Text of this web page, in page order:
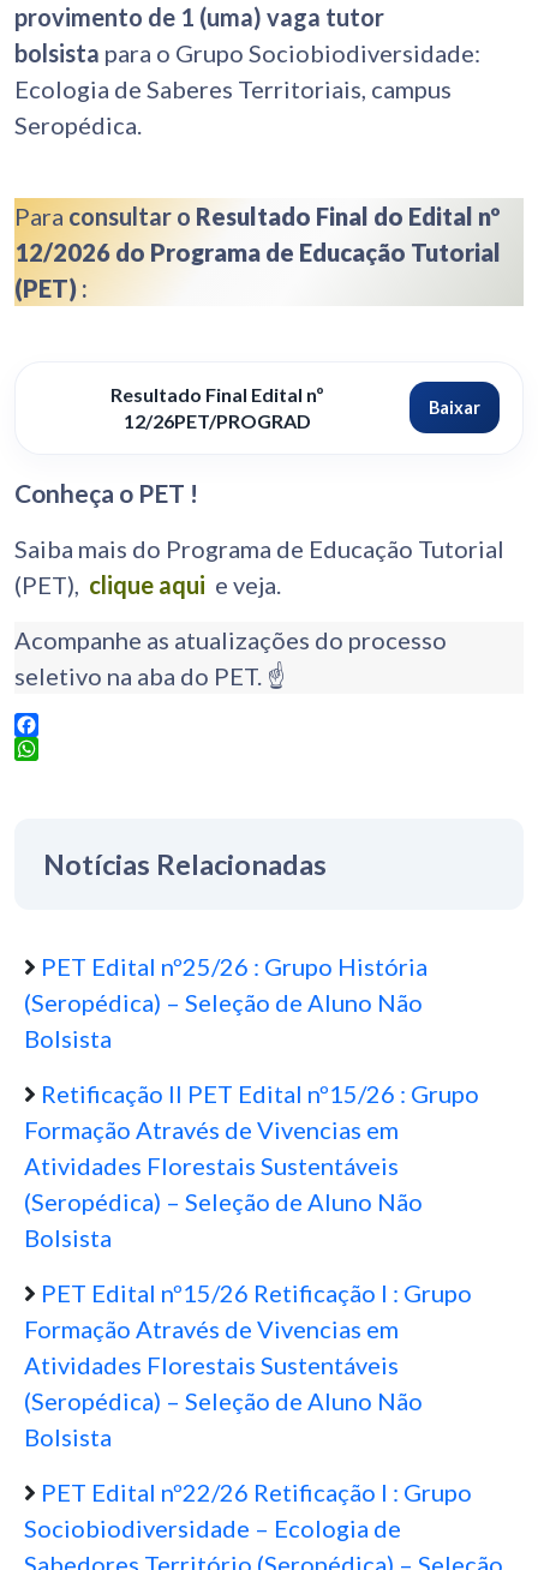
provimento de 1 (uma) vaga tutor
bolsista para o Grupo Sociobiodiversidade:
Ecologia de Saberes Territoriais, campus
Seropédica.
Para consultar o Resultado Final do Edital nº
12/2026 do Programa de Educação Tutorial
(PET) :
Resultado Final Edital nº
12/26PET/PROGRAD
Baixar
Conheça o PET !
Saiba mais do Programa de Educação Tutorial
(PET), clique aqui e veja.
Acompanhe as atualizações do processo
seletivo na aba do PET. ☝️
Facebook
Notícias Relacionadas
PET Edital nº25/26 : Grupo História
(Seropédica) – Seleção de Aluno Não
Bolsista
Retificação II PET Edital nº15/26 : Grupo
Formação Através de Vivencias em
Atividades Florestais Sustentáveis
(Seropédica) – Seleção de Aluno Não
Bolsista
PET Edital nº15/26 Retificação I : Grupo
Formação Através de Vivencias em
Atividades Florestais Sustentáveis
(Seropédica) – Seleção de Aluno Não
Bolsista
PET Edital nº22/26 Retificação I : Grupo
Sociobiodiversidade – Ecologia de
Sabedores Território (Seropédica) – Seleção